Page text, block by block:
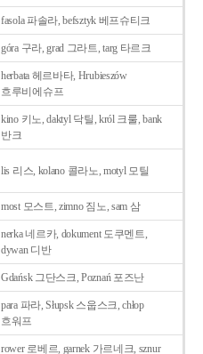
fasola 파솔라, befsztyk 베프슈티크
góra 구라, grad 그라트, targ 타르크
herbata 헤르바타, Hrubieszów
흐루비에슈프
kino 키노, daktyl 닥틸, król 크룰, bank
반크
lis 리스, kolano 콜라노, motyl 모틸
most 모스트, zimno 짐노, sam 삼
nerka 네르카, dokument 도쿠멘트,
dywan 디반
Gdańsk 그단스크, Poznań 포즈난
para 파라, Słupsk 스웁스크, chłop
흐워프
rower 로베르, garnek 가르네크, sznur